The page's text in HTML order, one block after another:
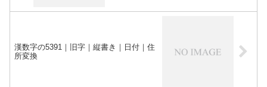
漢数字の5391｜旧字｜縦書き｜日付｜住
所変換